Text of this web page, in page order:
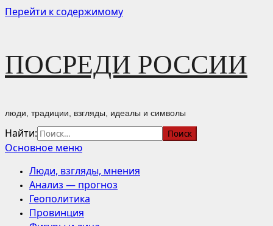
Перейти к содержимому
ПОСРЕДИ РОССИИ
люди, традиции, взгляды, идеалы и символы
Найти:
Основное меню
Люди, взгляды, мнения
Анализ — прогноз
Геополитика
Провинция